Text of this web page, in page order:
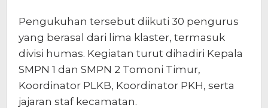
Pengukuhan tersebut diikuti 30 pengurus
yang berasal dari lima klaster, termasuk
divisi humas. Kegiatan turut dihadiri Kepala
SMPN 1 dan SMPN 2 Tomoni Timur,
Koordinator PLKB, Koordinator PKH, serta
jajaran staf kecamatan.